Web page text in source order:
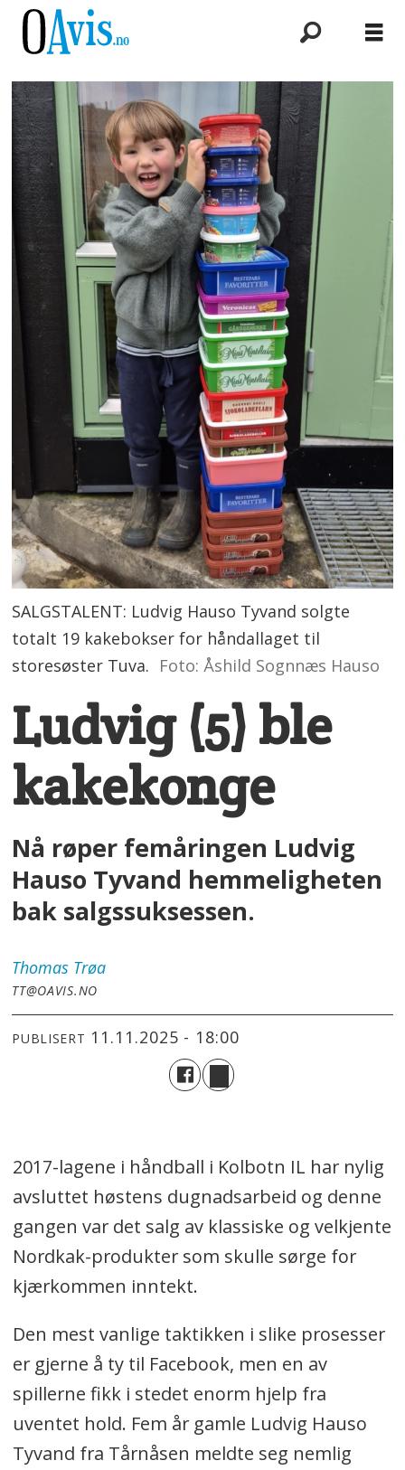
SALGSTALENT: Ludvig Hauso Tyvand solgte
totalt 19 kakebokser for håndallaget til
storesøster Tuva. Foto: Åshild Sognnæs Hauso
Ludvig (5) ble
kakekonge
Nå røper femåringen Ludvig
Hauso Tyvand hemmeligheten
bak salgssuksessen.
Thomas Trøa
TT@OAVIS.NO
PUBLISERT 11.11.2025 - 18:00
2017-lagene i håndball i Kolbotn IL har nylig
avsluttet høstens dugnadsarbeid og denne
gangen var det salg av klassiske og velkjente
Nordkak-produkter som skulle sørge for
kjærkommen inntekt.
Den mest vanlige taktikken i slike prosesser
er gjerne å ty til Facebook, men en av
spillerne fikk i stedet enorm hjelp fra
uventet hold. Fem år gamle Ludvig Hauso
Tyvand fra Tårnåsen meldte seg nemlig